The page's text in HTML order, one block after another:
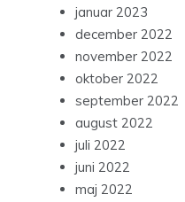
januar 2023
december 2022
november 2022
oktober 2022
september 2022
august 2022
juli 2022
juni 2022
maj 2022